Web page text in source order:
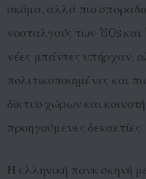
ακόμα, αλλά πιο
νοσταλγούς των ’80s
νέες μπάντες υπήρχαν,
πολιτικοποιημένες και
δίκτυο χώρων και
προηγούμενες δεκαετίες.
Η ελληνική πανκ σκηνή